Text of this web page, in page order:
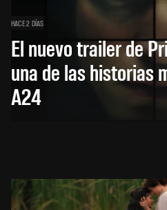
HACE 2 DÍAS
El nuevo trailer de
una de las historias
A24